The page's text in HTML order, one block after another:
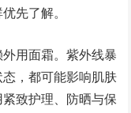
先了解。
用面霜。紫外线暴
，都可能影响肌肤
致护理、防晒与保